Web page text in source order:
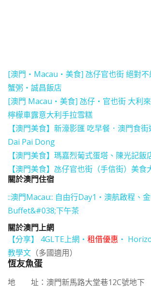
[澳門‧Macau‧美食] 氹仔官也街 絕對不
蟹粥‧誠昌飯店
[澳門 Macau‧美食] 氹仔‧官也街 大利來
檸檬車露意大利手拉雪糕
【澳門美食】新濠影匯 吃早餐．澳門食
Dai Pai Dong
【澳門美食】瑪嘉烈葡式蛋塔、陳光記飯
【澳門美食】氹仔官也街（手信街）美食
關於澳門住宿
::澳門Macau:: 自由行Day1‧澳航啟程、
Buffet&#038;下午茶
關於澳門上網
【分享】 4GLTE上網‧ 租借優惠 ‧
教學文（多國適用）
恆友魚蛋
地 址：澳門新馬路大堂巷12C號地下